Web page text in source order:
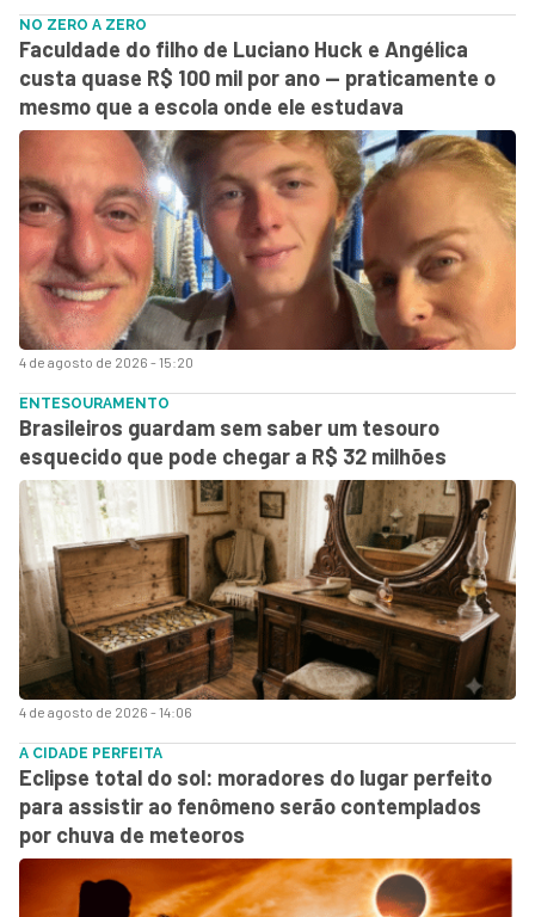
4 de agosto de 2026 - 15:20
NO ZERO A ZERO
Faculdade do filho de Luciano Huck e Angélica
custa quase R$ 100 mil por ano — praticamente o
mesmo que a escola onde ele estudava
4 de agosto de 2026 - 14:06
ENTESOURAMENTO
Brasileiros guardam sem saber um tesouro
esquecido que pode chegar a R$ 32 milhões
A CIDADE PERFEITA
Eclipse total do sol: moradores do lugar perfeito
para assistir ao fenômeno serão contemplados
por chuva de meteoros